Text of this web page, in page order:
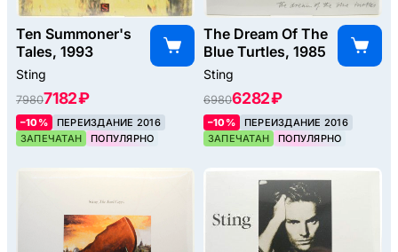
Ten Summoner's
Tales, 1993
Sting
79807182 ₽
–10%
ПЕРЕИЗДАНИЕ 2016
ЗАПЕЧАТАН
ПОПУЛЯРНО
The Dream Of The
Blue Turtles, 1985
Sting
69806282 ₽
–10%
ПЕРЕИЗДАНИЕ 2016
ЗАПЕЧАТАН
ПОПУЛЯРНО